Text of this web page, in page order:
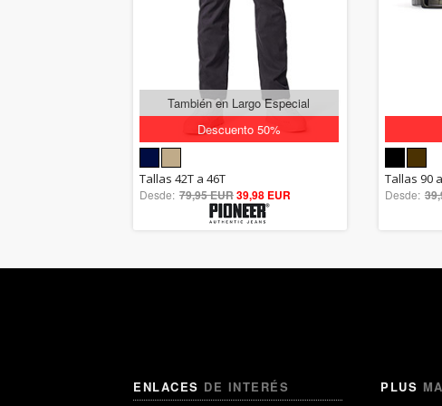
Descuento 50%
También en Largo Especial
5.00
out of 5
Tallas 42T a 46T
Desde: 79,95 EUR39,98 EUR
Tallas 90
Desde:
ENLACES DE INTERÉS PLUS